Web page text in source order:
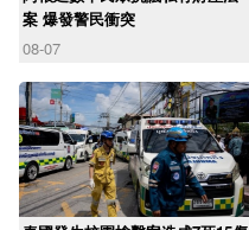
案 爆發警民衝突
08-07